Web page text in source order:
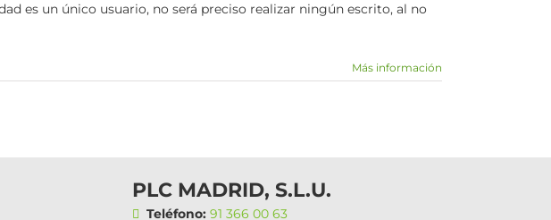
es un único usuario, no será preciso realizar ningún escrito, al no
Más información
PLC MADRID, S.L.U.
Teléfono:91 366 00 63